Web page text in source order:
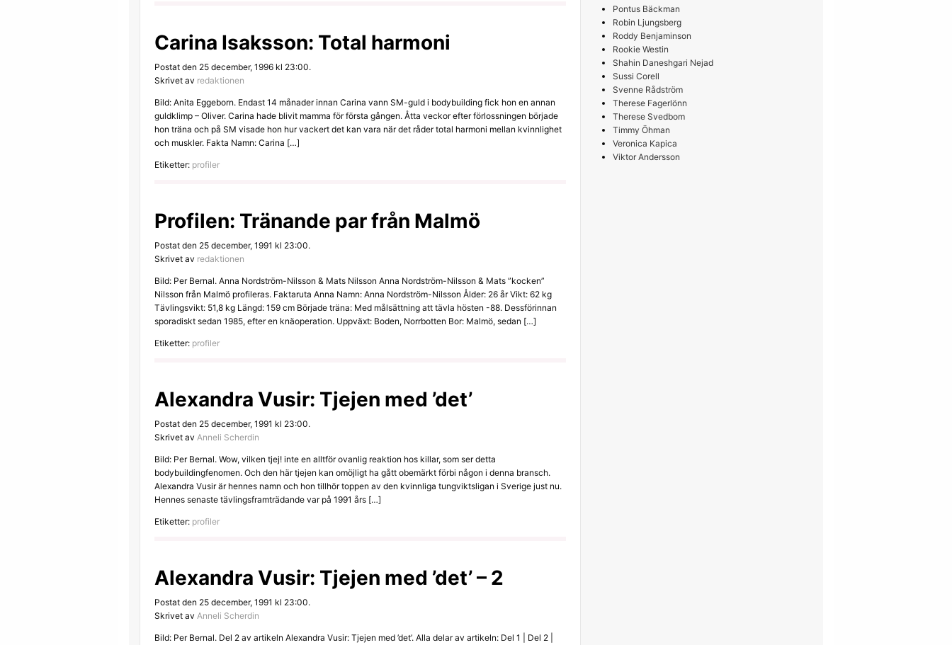
Carina Isaksson: Total harmoni
Postat den 25 december, 1996 kl 23:00.
Skrivet av redaktionen
Bild: Anita Eggeborn. Endast 14 månader innan Carina vann SM-guld i bodybuilding fick hon en annan
guldklimp – Oliver. Carina hade blivit mamma för första gången. Åtta veckor efter förlossningen började
hon träna och på SM visade hon hur vackert det kan vara när det råder total harmoni mellan kvinnlighet
och muskler. Fakta Namn: Carina […]
Etiketter: profiler
Profilen: Tränande par från Malmö
Postat den 25 december, 1991 kl 23:00.
Skrivet av redaktionen
Bild: Per Bernal. Anna Nordström-Nilsson & Mats Nilsson Anna Nordström-Nilsson & Mats ”kocken”
Nilsson från Malmö profileras. Faktaruta Anna Namn: Anna Nordström-Nilsson Ålder: 26 år Vikt: 62 kg
Tävlingsvikt: 51,8 kg Längd: 159 cm Började träna: Med målsättning att tävla hösten -88. Dessförinnan
sporadiskt sedan 1985, efter en knäoperation. Uppväxt: Boden, Norrbotten Bor: Malmö, sedan […]
Etiketter: profiler
Alexandra Vusir: Tjejen med ’det’
Postat den 25 december, 1991 kl 23:00.
Skrivet av Anneli Scherdin
Bild: Per Bernal. Wow, vilken tjej! inte en alltför ovanlig reaktion hos killar, som ser detta
bodybuildingfenomen. Och den här tjejen kan omöjligt ha gått obemärkt förbi någon i denna bransch.
Alexandra Vusir är hennes namn och hon tillhör toppen av den kvinnliga tungviktsligan i Sverige just nu.
Hennes senaste tävlingsframträdande var på 1991 års […]
Etiketter: profiler
Alexandra Vusir: Tjejen med ’det’ – 2
Postat den 25 december, 1991 kl 23:00.
Skrivet av Anneli Scherdin
Bild: Per Bernal. Del 2 av artikeln Alexandra Vusir: Tjejen med ’det’. Alla delar av artikeln: Del 1 | Del 2 |
Pontus Bäckman
Robin Ljungsberg
Roddy Benjaminson
Rookie Westin
Shahin Daneshgari Nejad
Sussi Corell
Svenne Rådström
Therese Fagerlönn
Therese Svedbom
Timmy Öhman
Veronica Kapica
Viktor Andersson